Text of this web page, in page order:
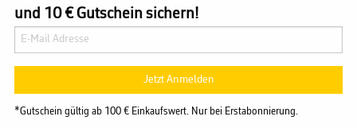
und 10 € Gutschein sichern!
Jetzt Anmelden
*Gutschein gültig ab 100 € Einkaufswert. Nur bei Erstabonnierung.